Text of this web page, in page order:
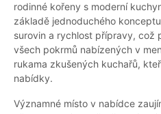
rodinné kořeny s moderní
základě jednoduchého
surovin a rychlost přípravy, což
všech pokrmů nabízených v
rukama zkušených kuchařů,
nabídky.
Významné místo v nabídce